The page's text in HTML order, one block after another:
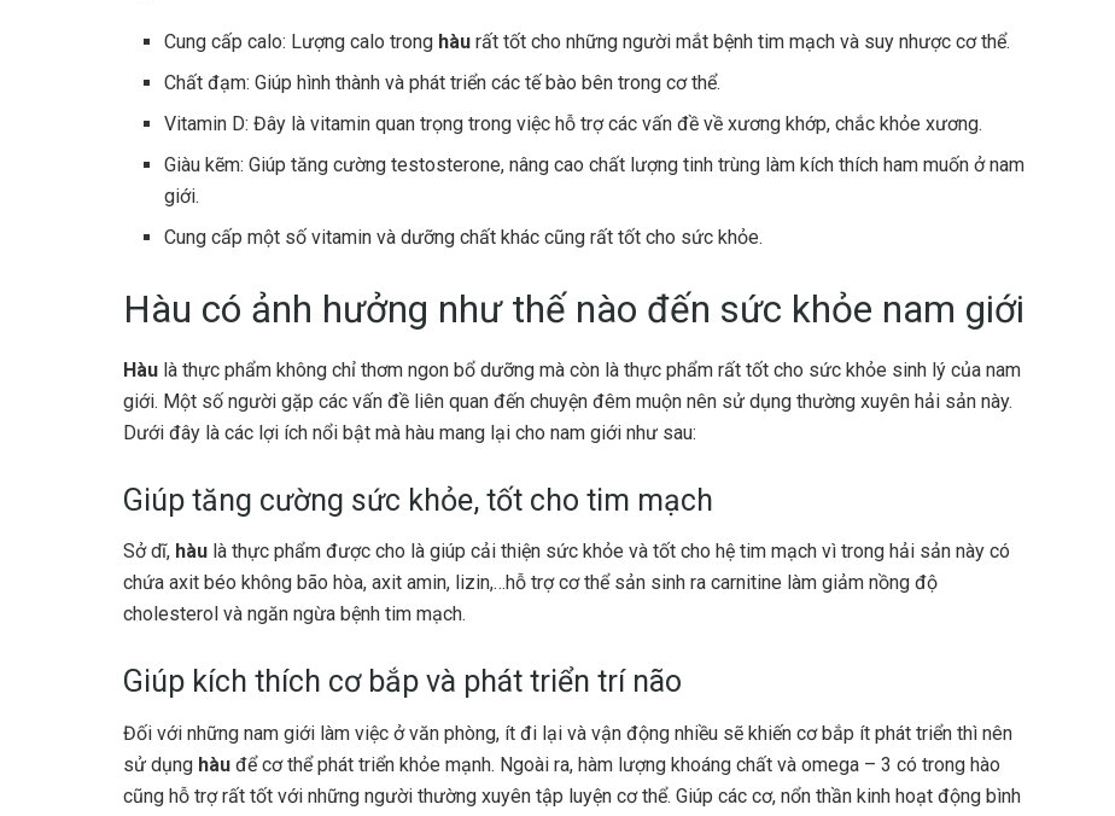
Cung cấp calo: Lượng calo trong hàurất tốt cho những người mắt bệnh tim mạch và suy nhược cơ thể.
Chất đạm: Giúp hình thành và phát triển các tế bào bên trong cơ thể.
Vitamin D: Đây là vitamin quan trọng trong việc hỗ trợ các vấn đề về xương khớp, chắc khỏe xương.
Giàu kẽm: Giúp tăng cường testosterone, nâng cao chất lượng tinh trùng làm kích thích ham muốn ở nam
giới.
Cung cấp một số vitamin và dưỡng chất khác cũng rất tốt cho sức khỏe.
Hàu có ảnh hưởng như thế nào đến sức khỏe nam giới
Hàu là thực phẩm không chỉ thơm ngon bổ dưỡng mà còn là thực phẩm rất tốt cho sức khỏe sinh lý của nam
giới. Một số người gặp các vấn đề liên quan đến chuyện đêm muộn nên sử dụng thường xuyên hải sản này.
Dưới đây là các lợi ích nổi bật mà hàu mang lại cho nam giới như sau:
Giúp tăng cường sức khỏe, tốt cho tim mạch
Sở dĩ, hàu là thực phẩm được cho là giúp cải thiện sức khỏe và tốt cho hệ tim mạch vì trong hải sản này có
chứa axit béo không bão hòa, axit amin, lizin,…hỗ trợ cơ thể sản sinh ra carnitine làm giảm nồng độ
cholesterol và ngăn ngừa bệnh tim mạch.
Giúp kích thích cơ bắp và phát triển trí não
Đối với những nam giới làm việc ở văn phòng, ít đi lại và vận động nhiều sẽ khiến cơ bắp ít phát triển thì nên
sử dụng hàu để cơ thể phát triển khỏe mạnh. Ngoài ra, hàm lượng khoáng chất và omega – 3 có trong hào
cũng hỗ trợ rất tốt với những người thường xuyên tập luyện cơ thể. Giúp các cơ, nổn thần kinh hoạt động bình